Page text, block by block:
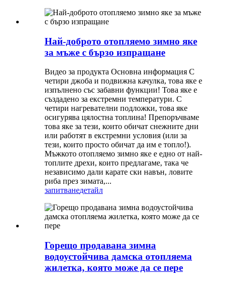
Най-доброто отопляемо зимно яке
за мъже с бързо изпращане
Видео за продукта Основна информация С
четири джоба и подвижна качулка, това яке е
изпълнено със забавни функции! Това яке е
създадено за екстремни температури. С
четири нагревателни подложки, това яке
осигурява цялостна топлина! Препоръчваме
това яке за тези, които обичат снежните дни
или работят в екстремни условия (или за
тези, които просто обичат да им е топло!).
Мъжкото отопляемо зимно яке е едно от най-
топлите дрехи, които предлагаме, така че
независимо дали карате ски навън, ловите
риба през зимата,...
запитванедетайл
Горещо продавана зимна
водоустойчива дамска отопляема
жилетка, която може да се пере